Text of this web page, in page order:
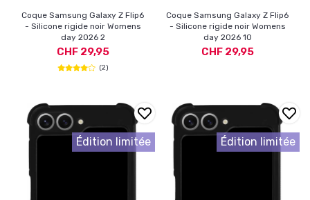
Coque Samsung Galaxy Z Flip6
- Silicone rigide noir Womens
day 2026 2
CHF 29,95
(2)
Coque Samsung Galaxy Z Flip6
- Silicone rigide noir Womens
day 2026 10
CHF 29,95
Édition limitée Édition limitée